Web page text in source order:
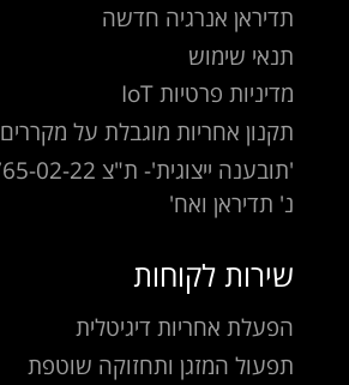
תדיראן אנרגיה חדשה
תנאי שימוש
מדיניות פרטיות IoT
תקנון אחריות מוגבלת על מקררים
נ' תדיראן ואח'
שירות לקוחות
הפעלת אחריות דיגיטלית
תפעול המזגן ותחזוקה שוטפת